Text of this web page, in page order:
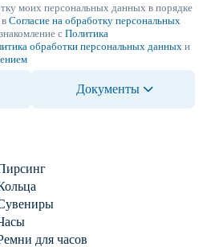
моих персональных данных в порядке
Согласие на обработку персональных
с Политика
обработки персональных данных и
Документы
для часов